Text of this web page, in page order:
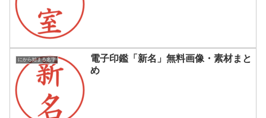
にから始まる名字
電子印鑑「新名」無料画像・素材まと
め